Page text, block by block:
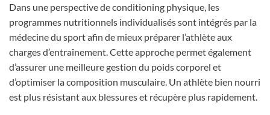
Dans une perspective de conditioning physique, les
programmes nutritionnels individualisés sont intégrés par la
médecine du sport afin de mieux préparer l’athlète aux
charges d’entraînement. Cette approche permet également
d’assurer une meilleure gestion du poids corporel et
d’optimiser la composition musculaire. Un athlète bien nourri
est plus résistant aux blessures et récupère plus rapidement.